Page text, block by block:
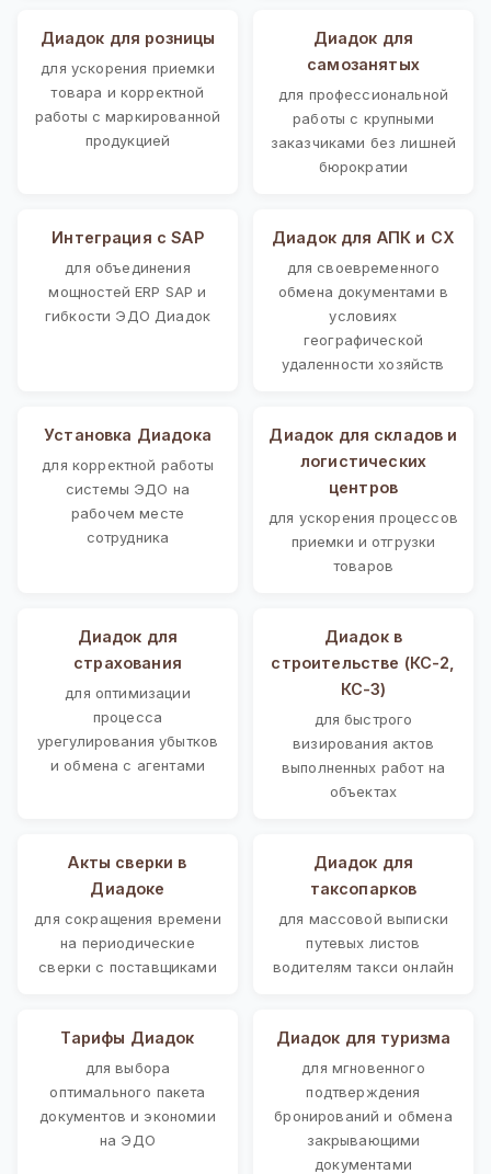
Диадок для розницы
для ускорения приемки
товара и корректной
работы с маркированной
продукцией
Диадок для
самозанятых
для профессиональной
работы с крупными
заказчиками без лишней
бюрократии
Интеграция с SAP
для объединения
мощностей ERP SAP и
гибкости ЭДО Диадок
Диадок для АПК и СХ
для своевременного
обмена документами в
условиях
географической
удаленности хозяйств
Установка Диадока
для корректной работы
системы ЭДО на
рабочем месте
сотрудника
Диадок для складов и
логистических
центров
для ускорения процессов
приемки и отгрузки
товаров
Диадок для
страхования
для оптимизации
процесса
урегулирования убытков
и обмена с агентами
Диадок в
строительстве (КС-2,
КС-3)
для быстрого
визирования актов
выполненных работ на
объектах
Акты сверки в
Диадоке
для сокращения времени
на периодические
сверки с поставщиками
Диадок для
таксопарков
для массовой выписки
путевых листов
водителям такси онлайн
Тарифы Диадок
для выбора
оптимального пакета
документов и экономии
на ЭДО
Диадок для туризма
для мгновенного
подтверждения
бронирований и обмена
закрывающими
документами